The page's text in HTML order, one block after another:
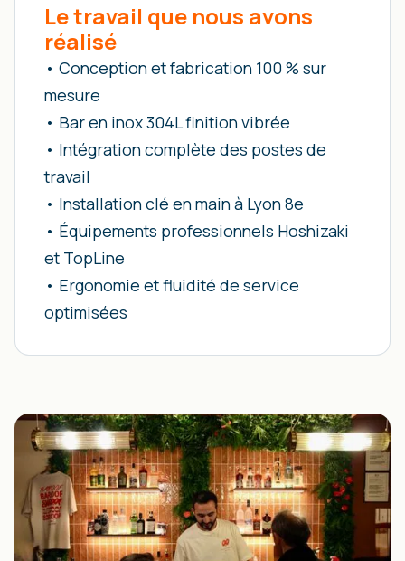
Le travail que nous avons
réalisé
• Conception et fabrication 100 % sur
mesure
• Bar en inox 304L finition vibrée
• Intégration complète des postes de
travail
• Installation clé en main à Lyon 8e
• Équipements professionnels Hoshizaki
et TopLine
• Ergonomie et fluidité de service
optimisées